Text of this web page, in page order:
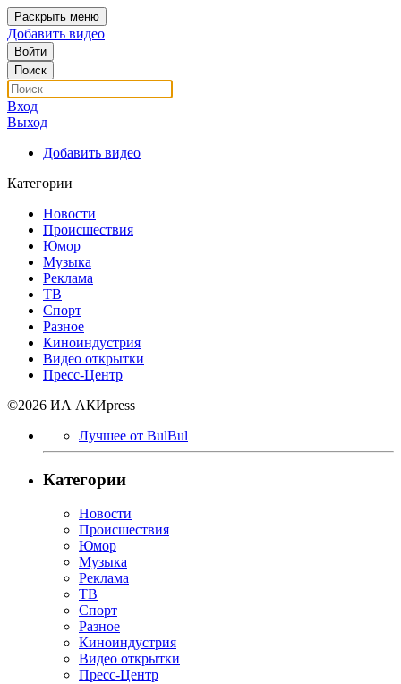
Раскрыть меню
Добавить видео
Войти
Поиск
Вход
Выход
Добавить видео
Категории
Новости
Происшествия
Юмор
Музыка
Реклама
ТВ
Спорт
Разное
Киноиндустрия
Видео открытки
Пресс-Центр
©2026 ИА АКИpress
Лучшее от BulBul
Категории
Новости
Происшествия
Юмор
Музыка
Реклама
ТВ
Спорт
Разное
Киноиндустрия
Видео открытки
Пресс-Центр